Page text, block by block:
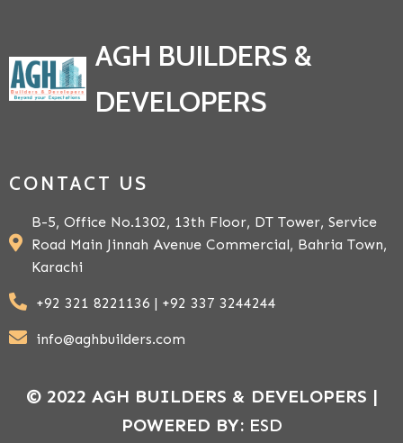
AGH BUILDERS &
DEVELOPERS
CONTACT US
B-5, Office No.1302, 13th Floor, DT Tower, Service
Road Main Jinnah Avenue Commercial, Bahria Town,
Karachi
+92 321 8221136 | +92 337 3244244
info@aghbuilders.com
© 2022 AGH BUILDERS & DEVELOPERS |
POWERED BY: ESD